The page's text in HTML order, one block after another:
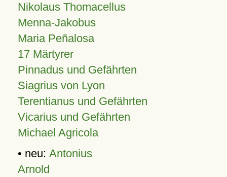
Nikolaus Thomacellus
Menna-Jakobus
Maria Peñalosa
17 Märtyrer
Pinnadus und Gefährten
Siagrius von Lyon
Terentianus und Gefährten
Vicarius und Gefährten
Michael Agricola
• neu: Antonius
Arnold